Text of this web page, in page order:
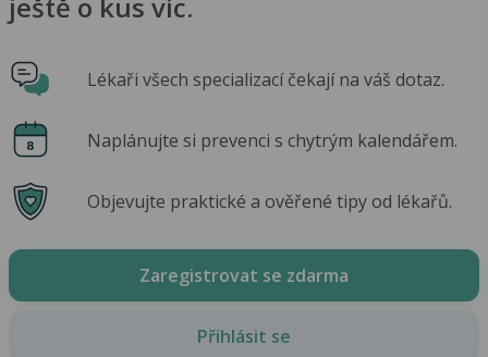
Lékaři všech specializací čekají na váš dotaz.
Naplánujte si prevenci s chytrým kalendářem.
Objevujte praktické a ověřené tipy od lékařů.
Zaregistrovat se zdarma
Přihlásit se